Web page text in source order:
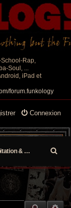
School-Rap,
Soul, ...
iPad et
forum.funkology
Connexion
Soul Cinema
e
h